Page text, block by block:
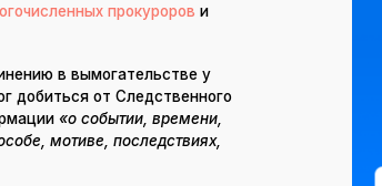
прокуроров и
в вымогательстве у
добиться от Следственного
«о событии, времени,
мотиве, последствиях,